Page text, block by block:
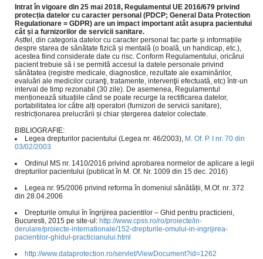
Intrat în vigoare din 25 mai 2018, Regulamentul UE 2016/679 privind
protecția datelor cu caracter personal (PDCP; General Data Protection
Regulationare = GDPR) are un impact important atât asupra pacientului
cât și a furnizorilor de servicii sanitare.
Astfel, din categoria datelor cu caracter personal fac parte și informațiile
despre starea de sănătate fizică și mentală (o boală, un handicap, etc.),
acestea fiind considerate date cu risc. Conform Regulamentului, oricărui
pacient trebuie să i se permită accesul la datele personale privind
sănătatea (registre medicale, diagnostice, rezultate ale examinărilor,
evaluări ale medicilor curanţi, tratamente, intervenţii efectuată, etc) într-un
interval de timp rezonabil (30 zile). De asemenea, Regulamentul
menționează situațiile când se poate recurge la rectificarea datelor,
portabilitatea lor către alți operatori (furnizori de servicii sanitare),
restricționarea prelucrării și chiar ștergerea datelor colectate.
BIBLIOGRAFIE:
Legea drepturilor pacientului (Legea nr. 46/2003), M. Of. P. I nr. 70 din
03/02/2003
Ordinul MS nr. 1410/2016 privind aprobarea normelor de aplicare a legii
drepturilor pacientului (publicat în M. Of. Nr. 1009 din 15 dec. 2016)
Legea nr. 95/2006 privind reforma în domeniul sănătății, M.Of. nr. 372
din 28.04.2006
Drepturile omului în îngrijirea pacientilor – Ghid pentru practicieni,
Bucuresti, 2015 pe site-ul: http://www.cpss.ro/ro/proiecte/in-
derulare/proiecte-internationale/152-drepturile-omului-in-ingrijirea-
pacientilor-ghidul-practicianului.html
http://www.dataprotection.ro/servlet/ViewDocument?id=1262